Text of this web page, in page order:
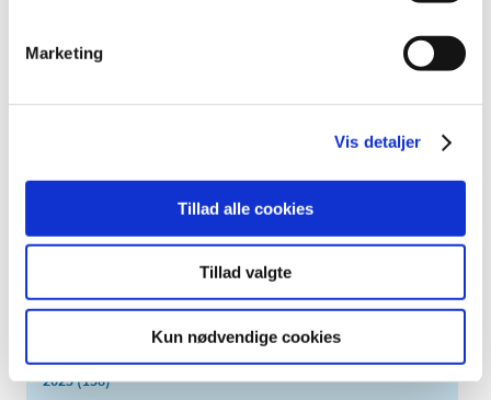
Marketing
Vis detaljer
Tillad alle cookies
Tillad valgte
Kun nødvendige cookies
Fortsat kontrol af virksomheders upload af
Lægemiddelstyrelsens laboratorium genoptager
kontrollen af, om der er uploadet læsbare
TID
2025 (158)